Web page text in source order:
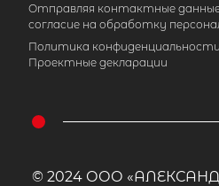
Отправляя контактные
согласие на обработку
Политика конфиденциальности
Проектные декларации
© 2024 ООО